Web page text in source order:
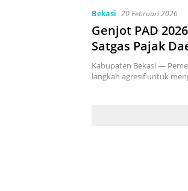
Bekasi 20 Februari 2026
Genjot PAD
Satgas Pajak
dan Reklame
Kabupaten Bekasi —
langkah agresif untuk